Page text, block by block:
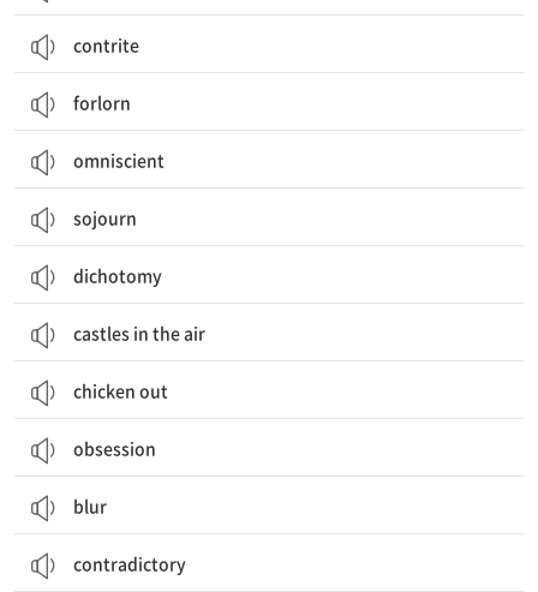
contrite
forlorn
omniscient
sojourn
dichotomy
castles in the air
chicken out
obsession
blur
contradictory